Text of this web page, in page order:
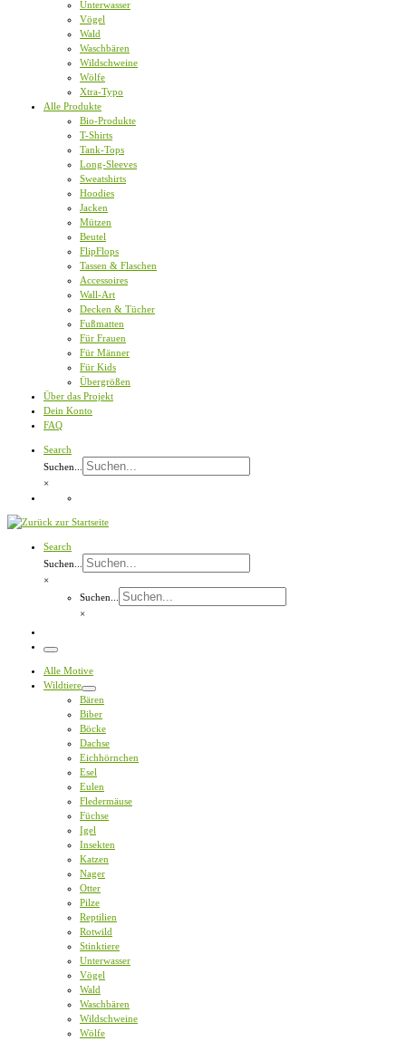
Unterwasser
Vögel
Wald
Waschbären
Wildschweine
Wölfe
Xtra-Typo
Alle Produkte
Bio-Produkte
T-Shirts
Tank-Tops
Long-Sleeves
Sweatshirts
Hoodies
Jacken
Mützen
Beutel
FlipFlops
Tassen & Flaschen
Accessoires
Wall-Art
Decken & Tücher
Fußmatten
Für Frauen
Für Männer
Für Kids
Übergrößen
Über das Projekt
Dein Konto
FAQ
Search
Suchen...
×
Search
Suchen...
×
Suchen...
×
Menü
Alle Motive
Wildtiere
Bären
Biber
Böcke
Dachse
Eichhörnchen
Esel
Eulen
Fledermäuse
Füchse
Igel
Insekten
Katzen
Nager
Otter
Pilze
Reptilien
Rotwild
Stinktiere
Unterwasser
Vögel
Wald
Waschbären
Wildschweine
Wölfe